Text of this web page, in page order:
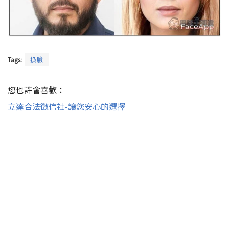
Tags: 換臉
您也許會喜歡：
立達合法徵信社-讓您安心的選擇